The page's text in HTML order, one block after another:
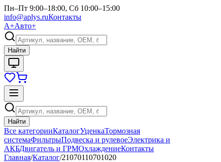
Пн–Пт 9:00–18:00, Сб 10:00–15:00
info@aplys.ruКонтакты
А+Авто+
Найти
Найти
Все категорииКаталогУценкаТормозная
системаФильтрыПодвеска и рулевоеЭлектрика и
АКБДвигатель и ГРМОхлаждениеКонтакты
Главная/Каталог/21070110701020